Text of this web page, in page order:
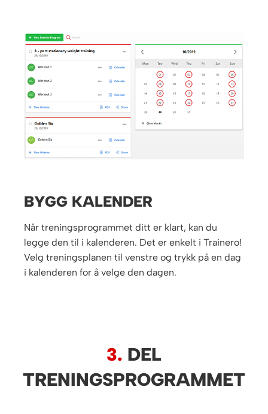
BYGG KALENDER
Når treningsprogrammet ditt er klart, kan du
legge den til i kalenderen. Det er enkelt i Trainero!
Velg treningsplanen til venstre og trykk på en dag
i kalenderen for å velge den dagen.
3. DEL
TRENINGSPROGRAMMET